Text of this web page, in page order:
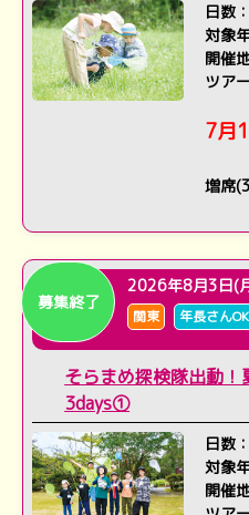
日数
対象
開催
ツア
7月
増席
募集終了
2026年8月3日(
関東 年長さんOK
そらまめ探検隊出動
3days①
日数
対象
開催